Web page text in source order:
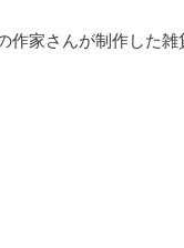
家さんが制作した雑